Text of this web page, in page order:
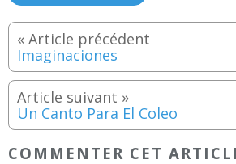
Imaginaciones
Un Canto Para El Coleo
COMMENTER CET